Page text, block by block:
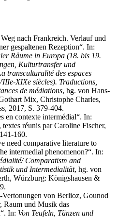
nach Frankreich. Verlauf und
gespaltenen Rezeption“. In:
Räume in Europa (18. bis 19.
Kulturtransfer und
transculturalité des espaces
XIXe siècles). Traductions,
de médiations, hg. von Hans-
Mix, Christophe Charles,
2017, S. 379-404.
en contexte intermédial“. In:
, textes réunis par Caroline Fischer,
160.
need comparative literature to
intermedial phenomenon?“. In:
Comparatism and
und Intermedialität, hg. von
Würzburg: Königshausen &
Vertonungen von Berlioz, Gounod
Raum und Musik das
In: Von Teufeln, Tänzen und